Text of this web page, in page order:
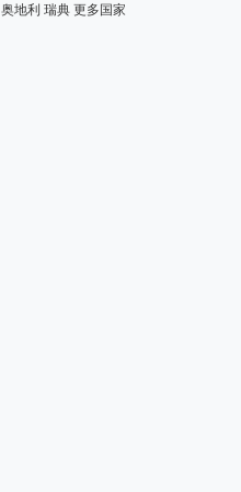
奥地利 瑞典 更多国家